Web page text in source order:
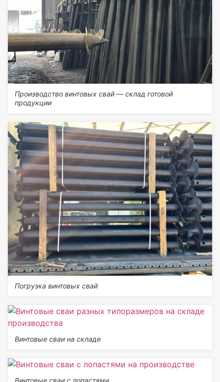
Производство винтовых свай — склад готовой
продукции
Погрузка винтовых свай
Винтовые сваи на складе
Винтовые сваи с лопастями